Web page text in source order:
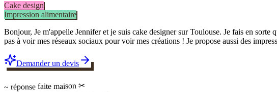
Cake design
Impression alimentaire
Bonjour, Je m'appelle Jennifer et je suis cake designer sur Toulouse. Je fais en
pas à voir mes réseaux sociaux pour voir mes créations ! Je propose aussi des
Demander un devis
~ réponsefaite maison ✂